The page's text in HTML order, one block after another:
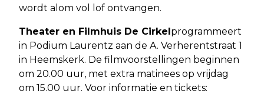
wordt alom vol lof ontvangen.
Theater en Filmhuis De Cirkelprogrammeert
in Podium Laurentz aan de A. Verherentstraat 1
in Heemskerk. De filmvoorstellingen beginnen
om 20.00 uur, met extra matinees op vrijdag
om 15.00 uur. Voor informatie en tickets: